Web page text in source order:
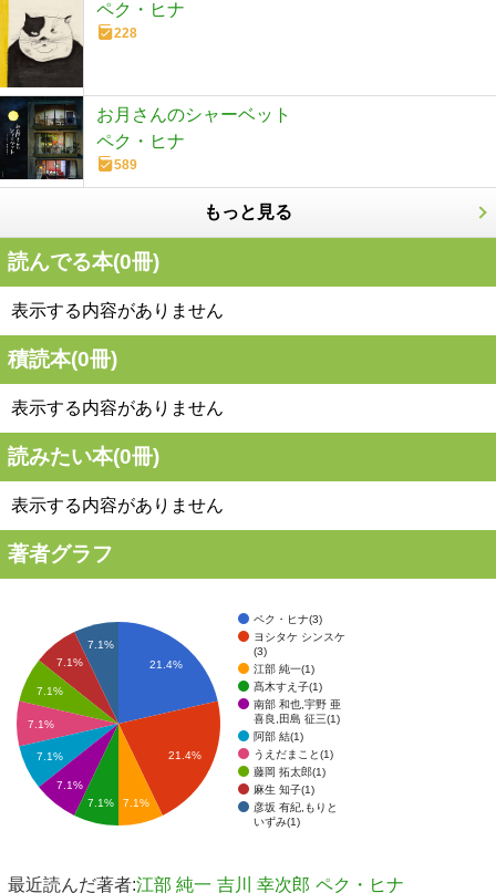
ペク・ヒナ
228
お月さんのシャーベット
ペク・ヒナ
589
もっと見る
読んでる本(0冊)
表示する内容がありません
積読本(0冊)
表示する内容がありません
読みたい本(0冊)
表示する内容がありません
著者グラフ
ペク・ヒナ(3)
ヨシタケ シンスケ
(3)
江部 純一(1)
髙木すえ子(1)
南部 和也,宇野 亜
喜良,田島 征三(1)
阿部 結(1)
うえだまこと(1)
藤岡 拓太郎(1)
麻生 知子(1)
彦坂 有紀,もりと
いずみ(1)
21.4%
21.4%
7.1%
7.1%
7.1%
7.1%
7.1%
7.1%
7.1%
7.1%
最近読んだ著者:江部 純一 吉川 幸次郎 ペク・ヒナ